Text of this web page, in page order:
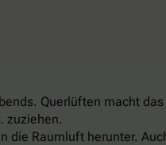
Querlüften macht
zuziehen.
die Raumluft herunter.